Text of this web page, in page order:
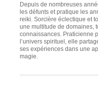
Depuis de nombreuses
les défunts et pratique les
reiki. Sorcière éclectique et
une multitude de domaines,
connaissances. Praticienne
l’univers spirituel, elle
ses expériences dans une
magie.